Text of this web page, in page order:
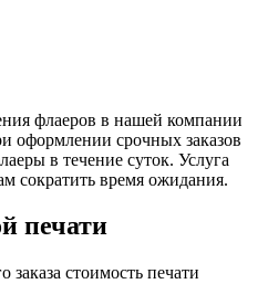
флаеров в нашей компании
оформлении срочных заказов
в течение суток. Услуга
сократить время ожидания.
печати
стоимость печати